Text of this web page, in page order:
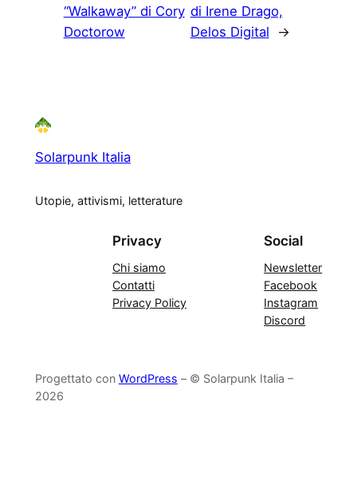
“Walkaway” di Cory
Doctorow
di Irene Drago,
Delos Digital
→
Solarpunk Italia
Utopie, attivismi, letterature
Privacy
Chi siamo
Contatti
Privacy Policy
Social
Newsletter
Facebook
Instagram
Discord
Progettato con WordPress – © Solarpunk Italia –
2026